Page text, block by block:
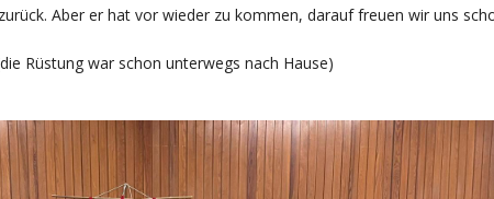
Aber er hat vor wieder zu kommen, darauf freuen wir uns
Rüstung war schon unterwegs nach Hause)